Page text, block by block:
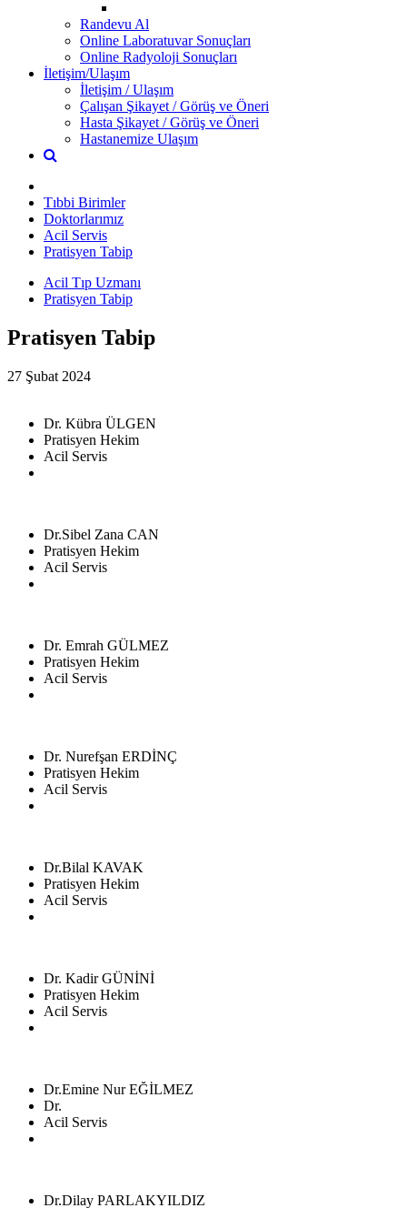
Randevu Al
Online Laboratuvar Sonuçları
Online Radyoloji Sonuçları
İletişim/Ulaşım
İletişim / Ulaşım
Çalışan Şikayet / Görüş ve Öneri
Hasta Şikayet / Görüş ve Öneri
Hastanemize Ulaşım
Tıbbi Birimler
Doktorlarımız
Acil Servis
Pratisyen Tabip
Acil Tıp Uzmanı
Pratisyen Tabip
Pratisyen Tabip
27 Şubat 2024
Dr. Kübra ÜLGEN
Pratisyen Hekim
Acil Servis
Dr.Sibel Zana CAN
Pratisyen Hekim
Acil Servis
Dr. Emrah GÜLMEZ
Pratisyen Hekim
Acil Servis
Dr. Nurefşan ERDİNÇ
Pratisyen Hekim
Acil Servis
Dr.Bilal KAVAK
Pratisyen Hekim
Acil Servis
Dr. Kadir GÜNİNİ
Pratisyen Hekim
Acil Servis
Dr.Emine Nur EĞİLMEZ
Dr.
Acil Servis
Dr.Dilay PARLAKYILDIZ